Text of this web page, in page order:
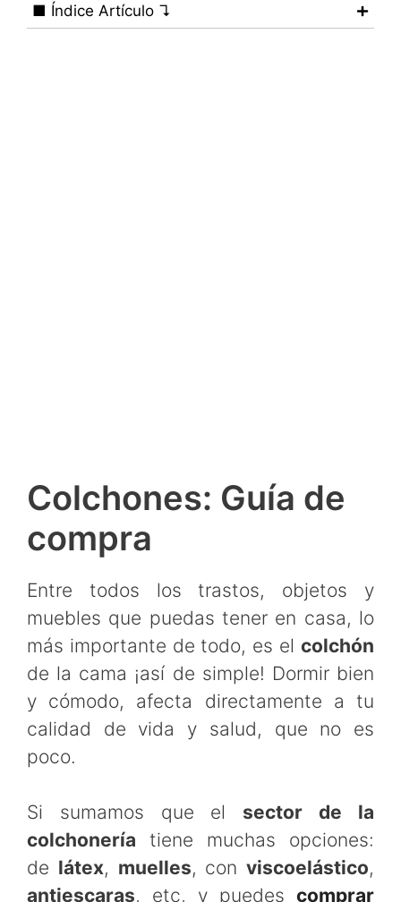
■ Índice Artículo ↴
Colchones: Guía de
compra
Entre todos los trastos, objetos y
muebles que puedas tener en casa, lo
más importante de todo, es el colchón
de la cama ¡así de simple! Dormir bien
y cómodo, afecta directamente a tu
calidad de vida y salud, que no es
poco.
Si sumamos que el sector de la
colchonería tiene muchas opciones:
de látex, muelles, con viscoelástico,
antiescaras, etc, y puedes comprar